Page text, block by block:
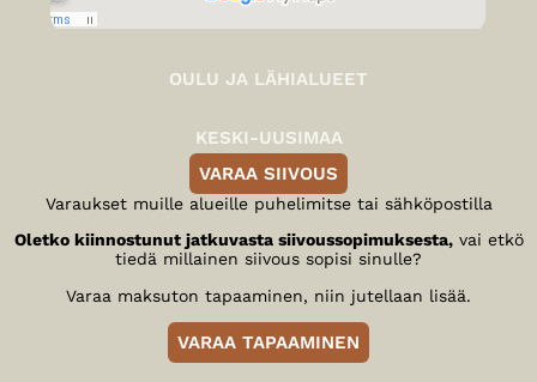
OULU JA LÄHIALUEET
KESKI-UUSIMAA
VARAA SIIVOUS
Varaukset muille alueille puhelimitse tai sähköpostilla
Oletko kiinnostunut jatkuvasta siivoussopimuksesta,vai etkö
tiedä millainen siivous sopisi sinulle?
Varaa maksuton tapaaminen, niin jutellaan lisää.
VARAA TAPAAMINEN